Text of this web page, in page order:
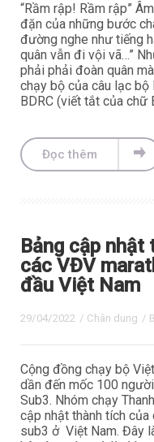
“Rầm rập! Rầm rập”
đặn của những bước
đường nghe như tiếng
quân vẫn đi vội vã…”
phải phải đoàn quân
chạy bộ của câu lạc bộ
BDRC (viết tắt của chữ
Đọc thêm
Bảng cập
các VĐV
đầu Việt Nam
29/04/2022 / Chân dung /
Cộng đồng chạy bộ
dần đến mốc 100
Sub3. Nhóm chạy
cập nhật thành tích của
sub3 ở Việt Nam. Đây